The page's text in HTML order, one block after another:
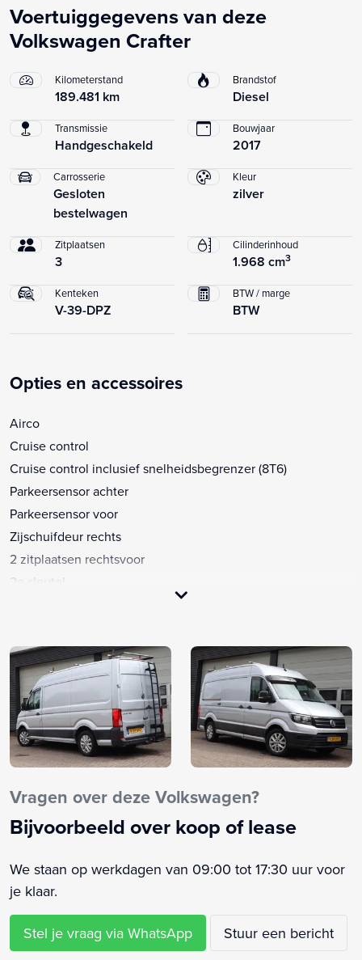
Voertuiggegevens van deze
Volkswagen Crafter
Kilometerstand
189.481 km
Brandstof
Diesel
Transmissie
Handgeschakeld
Bouwjaar
2017
Carrosserie
Gesloten
bestelwagen
Kleur
zilver
Zitplaatsen
3
Cilinderinhoud
1.968 cm3
Kenteken
V-39-DPZ
BTW / marge
BTW
Opties en accessoires
Airco
Cruise control
Cruise control inclusief snelheidsbegrenzer (8T6)
Parkeersensor achter
Parkeersensor voor
Zijschuifdeur rechts
2 zitplaatsen rechtsvoor
2e sleutel
Achteruitrijcamera (KA1)
Airbag bestuurder
Airbag passagier
Alarm klasse 1(startblokkering)
Anti Blokkeer Systeem
Armsteun voor
Bandenspanningscontrolesysteem
Bandenspanningsensoren (7K3)
Bijrijdersbank
Bluetooth
Buitenspiegels elektrisch verstelbaar
Buitenspiegels verwarmbaar
Vragen over deze Volkswagen?
Bijvoorbeeld over koop of lease
We staan op werkdagen van 09:00 tot 17:30 uur voor
je klaar.
Stel je vraag via WhatsApp Stuur een bericht